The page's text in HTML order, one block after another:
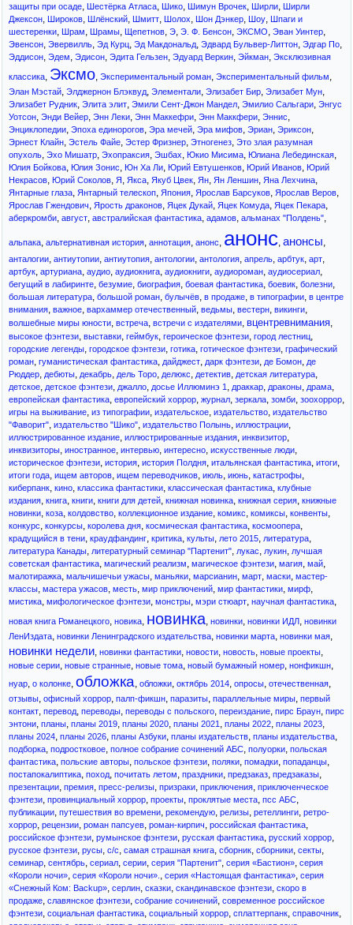
защиты при осаде, Шестёрка Атласа, Шико, Шимун Врочек, Ширли, Ширли
Джексон, Широков, Шлёнский, Шмитт, Шолох, Шон Дэнкер, Шоу, Шпаги и
шестеренки, Шрам, Шрамы, Щепетнов, Э, Э. Ф. Бенсон, ЭКСМО, Эван Уинтер,
Эвенсон, Эвервилль, Эд Курц, Эд Макдональд, Эдвард Бульвер-Литтон, Эдгар По,
Эддисон, Эдем, Эдисон, Эдита Гельзен, Эдуард Веркин, Эйкман, Эксклюзивная
классика, Эксмо, Экспериментальный роман, Экспериментальный фильм,
Элан Мэстай, Элджернон Блэквуд, Элементали, Элизабет Бир, Элизабет Мун,
Элизабет Рудник, Элита элит, Эмили Сент-Джон Мандел, Эмилио Сальгари, Энгус
Уотсон, Энди Вейер, Энн Леки, Энн Маккефри, Энн Маккфери, Эннис,
Энциклопедии, Эпоха единорогов, Эра мечей, Эра мифов, Эриан, Эриксон,
Эрнест Клайн, Эстель Файе, Эстер Фризнер, Этногенез, Это злая разумная
опухоль, Эхо Мишатр, Эхопраксия, Эшбах, Юкио Мисима, Юлиана Лебединская,
Юлия Бойкова, Юлия Зонис, Юн Ха Ли, Юрий Евтушенков, Юрий Иванов, Юрий
Некрасов, Юрий Соколов, Я, Якса, Якуб Цвек, Ян, Ян Леншин, Яна Лехчина,
Янтарные глаза, Янтарный телескоп, Япония, Ярослав Барсуков, Ярослав Веров,
Ярослав Гжендович, Ярость драконов, Яцек Дукай, Яцек Комуда, Яцек Пекара,
аберкромби, август, австралийская фантастика, адамов, альманах "Полдень",
альпака, альтернативная история, аннотация, анонc, анонс, анонсы,
анталогии, антиутопии, антиутопия, антологии, антология, апрель, арбтук, арт,
артбук, артуриана, аудио, аудиокнига, аудиокниги, аудиороман, аудиосериал,
бегущий в лабиринте, безумие, биография, боевая фантастика, боевик, болезни,
большая литература, большой роман, булычёв, в продаже, в типографии, в центре
внимания, важное, вархаммер отечественный, ведьмы, вестерн, викинги,
волшебные миры юности, встреча, встречи с издателями, вцентревнимания,
высокое фэнтези, выставки, геймбук, героическое фэнтези, город лестниц,
городские легенды, городское фэнтези, готика, готическое фэнтези, графический
роман, гуманистическая фантастика, дайджест, дарк фэнтези, де Бомон, де
Рюддер, дебюты, декабрь, дель Торо, делюкс, детектив, детская литература,
детское, детское фэнтези, джалло, досье Иллюминэ 1 , драккар, драконы, драма,
европейская фантастика, европейский хоррор, журнал, зеркала, зомби, зоохоррор,
игры на выживание, из типографии, издательское, издательство, издательство
"Фаворит", издательство "Шико", издательство Полынь, иллюстрации,
иллюстрированное издание, иллюстрированные издания, инквизитор,
инквизиторы, иностранное, интервью, интересно, искусственные люди,
историческое фэнтези, история, история Полдня, итальянская фантастика, итоги,
итоги года, ищем авторов, ищем переводчиков, июль, июнь, катастрофы,
киберпанк, кино, классика фантастики, классическая фантастика, клубные
издания, книга, книги, книги для детей, книжная новинка, книжная серия, книжные
новинки, коза, колдовство, коллекционное издание, комикс, комиксы, конвенты,
конкурс, конкурсы, королева дня, космическая фантастика, космоопера,
крадущийся в тени, краудфандинг, критика, культы, лето 2015, литература,
литература Канады, литературный семинар "Партенит", лукас, лукин, лучшая
советская фантастика, магический реализм, магическое фэнтези, магия, май,
малотиражка, мальчишечьи ужасы, маньяки, марсианин, март, маски, мастер-
классы, мастера ужасов, месть, мир приключений, мир фантастики, мирф,
мистика, мифологическое фэнтези, монстры, мэри стюарт, научная фантастика,
новая книга Романецкого, новика, новинка, новинки, новинки ИДЛ, новинки
ЛенИздата, новинки Ленинградского издательства, новинки марта, новинки мая,
новинки недели, новинки фантастики, новости, новость, новые проекты,
новые серии, новые странные, новые тома, новый бумажный номер, нонфикшн,
нуар, о колонке, обложка, обложки, октябрь 2014, опросы, отечественная,
отзывы, офисный хоррор, палп-фикшн, паразиты, параллельные миры, первый
контакт, перевод, переводы, переводы с польского, переиздание, пирс Браун, пирс
энтони, планы, планы 2019, планы 2020, планы 2021 , планы 2022, планы 2023,
планы 2024, планы 2026, планы Азбуки, планы издательств, планы издательства,
подборка, подростковое, полное собрание сочинений АБС, полуорки, польская
фантастика, польские авторы, польское фэнтези, поляки, помадки, попаданцы,
постапокалиптика, поход, почитать летом, праздники, предзаказ, предзаказы,
презентации, премия, пресс-релизы, призраки, приключения, приключенческое
фэнтези, провинциальный хоррор, проекты, проклятые места, псс АБС,
публикации, путешествия во времени, рекомендую, релизы, ретеллинги, ретро-
хоррор, рецензии, роман папсуев, роман-кирпич, российская фантастика,
российское фэнтези, румынское фэнтези, русская фантастика, русский хоррор,
русское фэнтези, русы, с/c, самая страшная книга, сборник, сборники, секты,
семинар, сентябрь, сериал, серии, серия "Партенит", серия «Бастион», серия
«Короли ночи», серия «Короли ночи». , серия «Настоящая фантастика», серия
«Снежный Ком: Backup», серлин, сказки, скандинавское фэнтези, скоро в
продаже, славянское фэнтези, собрание сочинений, современное российское
фэнтези, социальная фантастика, социальный хоррор, сплаттерпанк, справочник,